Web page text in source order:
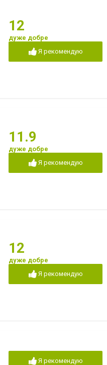
войны)
12
дуже добре
Я рекомендую
11.9
дуже добре
Я рекомендую
12
дуже добре
Я рекомендую
Я рекомендую